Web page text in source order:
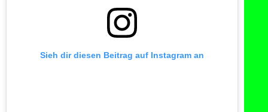
Sieh dir diesen Beitrag auf Instagram an